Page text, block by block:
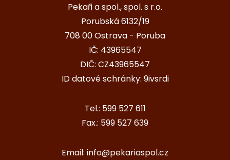
Pekaři a spol., spol. s r.o.
Porubská 6132/19
708 00 Ostrava - Poruba
IČ: 43965547
DIČ: CZ43965547
ID datové schránky: 9ivsrdi
Tel.: 599 527 611
Fax.: 599 527 639
Email: info@pekariaspol.cz